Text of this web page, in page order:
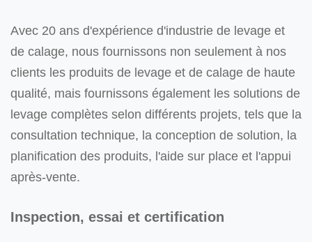
Avec 20 ans d'expérience d'industrie de levage et
de calage, nous fournissons non seulement à nos
clients les produits de levage et de calage de haute
qualité, mais fournissons également les solutions de
levage complètes selon différents projets, tels que la
consultation technique, la conception de solution, la
planification des produits, l'aide sur place et l'appui
après-vente.
Inspection, essai et certification